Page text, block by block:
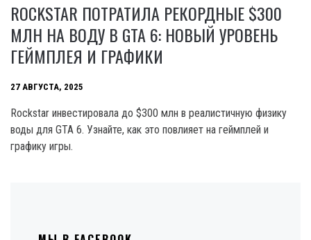
ROCKSTAR ПОТРАТИЛА РЕКОРДНЫЕ $300
МЛН НА ВОДУ В GTA 6: НОВЫЙ УРОВЕНЬ
ГЕЙМПЛЕЯ И ГРАФИКИ
27 АВГУСТА, 2025
Rockstar инвестировала до $300 млн в реалистичную физику
воды для GTA 6. Узнайте, как это повлияет на геймплей и
графику игры.